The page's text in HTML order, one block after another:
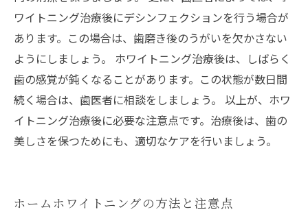
ワイトニング治療後にデシンフェクションを行う場合が
あります。この場合は、歯磨き後のうがいを欠かさない
ようにしましょう。 ホワイトニング治療後は、しばらく
歯の感覚が鈍くなることがあります。この状態が数日間
続く場合は、歯医者に相談をしましょう。 以上が、ホワ
イトニング治療後に必要な注意点です。治療後は、歯の
美しさを保つためにも、適切なケアを行いましょう。
ホームホワイトニングの方法と注意点